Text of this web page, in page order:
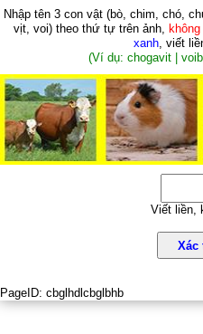
Nhập tên 3 con vật (bò, chim, chó,
vịt, voi)theo thứ tự trên ảnh,
xanh, viết
(Ví dụ: chogavit |
Viết liền,
Xác
PageID: cbglhdlcbglbhb